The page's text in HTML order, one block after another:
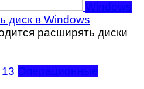
Windows
диск в Windows
расширять диски
Операционные